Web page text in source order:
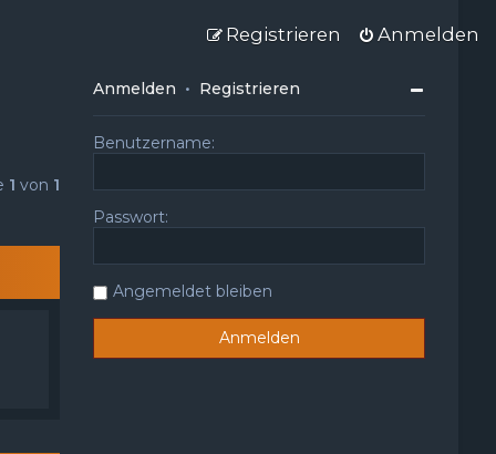
Anmelden
Registrieren
1 von 1
Anmelden • Registrieren
Benutzername:
Passwort:
Angemeldet bleiben